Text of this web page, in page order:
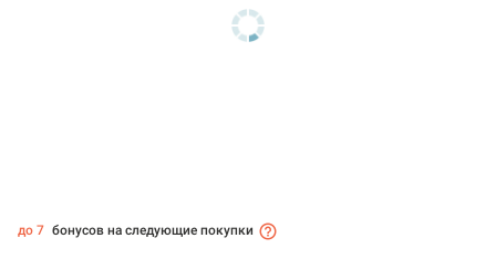
до 7 бонусов на следующие покупки